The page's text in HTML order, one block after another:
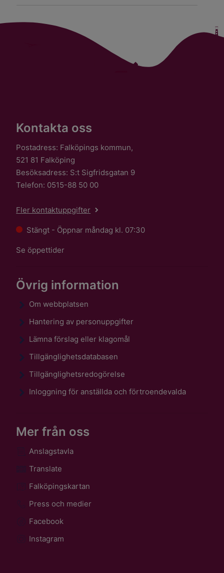
Kontakta oss
Postadress: Falköpings kommun,
521 81 Falköping
Besöksadress: S:t Sigfridsgatan 9
Telefon: 0515-88 50 00
Fler kontaktuppgifter
Stängt - Öppnar måndag kl. 07:30
Se öppettider
Övrig information
Om webbplatsen
Hantering av personuppgifter
Lämna förslag eller klagomål
Tillgänglighetsdatabasen
Tillgänglighetsredogörelse
Inloggning för anställda och förtroendevalda
Mer från oss
Anslagstavla
Translate
Falköpingskartan
Press och medier
Facebook
Instagram